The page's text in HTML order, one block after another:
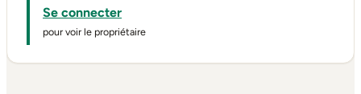
Se connecter
pour voir le propriétaire